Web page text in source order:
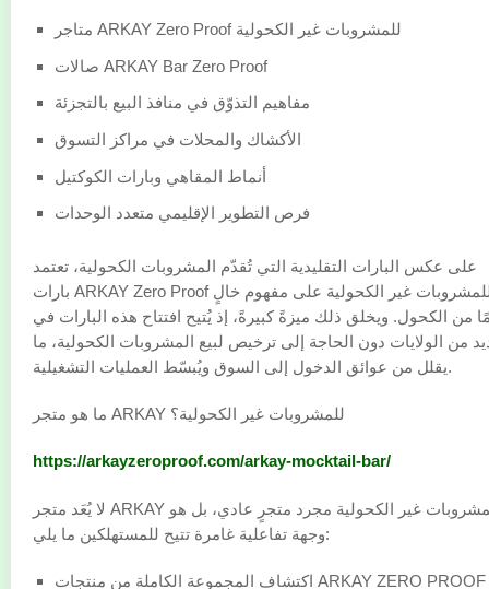
متاجر ARKAY Zero Proof للمشروبات غير الكحولية
صالات ARKAY Bar Zero Proof
مفاهيم التذوّق في منافذ البيع بالتجزئة
الأكشاك والمحلات في مراكز التسوق
أنماط المقاهي وبارات الكوكتيل
فرص التطوير الإقليمي متعدد الوحدات
على عكس البارات التقليدية التي تُقدّم المشروبات الكحولية، تعتمد
بارات ARKAY Zero Proof للمشروبات غير الكحولية على مفهوم خالٍ
من الكحول. ويخلق ذلك ميزةً كبيرةً، إذ يُتيح افتتاح هذه البارات في
من الولايات دون الحاجة إلى ترخيص لبيع المشروبات الكحولية، ما
يقلل من عوائق الدخول إلى السوق ويُبسّط العمليات التشغيلية.
ما هو متجر ARKAY للمشروبات غير الكحولية؟
https://arkayzeroproof.com/arkay-mocktail-bar/
لا يُعَد متجر ARKAY للمشروبات غير الكحولية مجرد متجرٍ عادي، بل هو
وجهة تفاعلية غامرة تتيح للمستهلكين ما يلي:
اكتشاف المجموعة الكاملة من منتجات ARKAY ZERO PROOF